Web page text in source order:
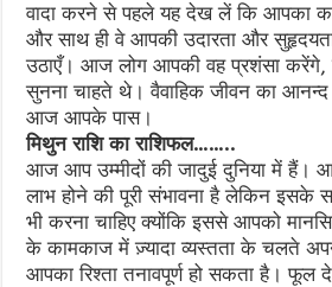
वादा करने से पहले यह देख लें कि आपका
और साथ ही वे आपकी उदारता और
उठाएँ। आज लोग आपकी वह प्रशंसा
सुनना चाहते थे। वैवाहिक जीवन का आनन्द
आज आपके पास।
मिथुन राशि का राशिफल……..
आज आप उम्मीदों की जादुई दुनिया में
लाभ होने की पूरी संभावना है लेकिन इसके
भी करना चाहिए क्योंकि इससे आपको
के कामकाज में ज़्यादा व्यस्तता के चलते
आपका रिश्ता तनावपूर्ण हो सकता है। फूल